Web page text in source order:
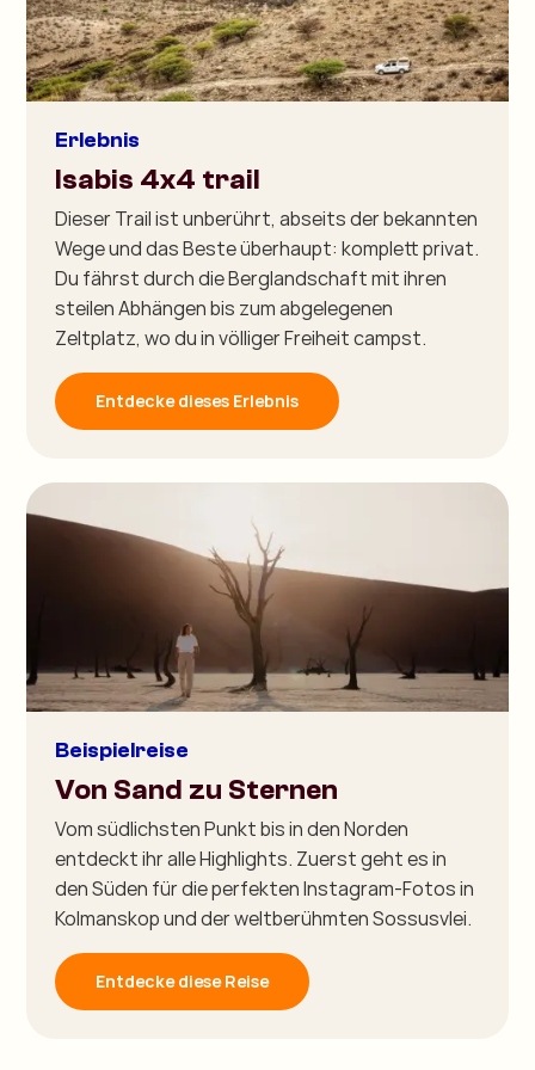
Erlebnis
Isabis 4x4 trail
Dieser Trail ist unberührt, abseits der bekannten
Wege und das Beste überhaupt: komplett privat.
Du fährst durch die Berglandschaft mit ihren
steilen Abhängen bis zum abgelegenen
Zeltplatz, wo du in völliger Freiheit campst.
Entdecke dieses Erlebnis
Beispielreise
Von Sand zu Sternen
Vom südlichsten Punkt bis in den Norden
entdeckt ihr alle Highlights. Zuerst geht es in
den Süden für die perfekten Instagram-Fotos in
Kolmanskop und der weltberühmten Sossusvlei.
Entdecke diese Reise